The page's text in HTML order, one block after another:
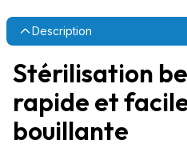
Description
Stérilisation
rapide et
bouillante